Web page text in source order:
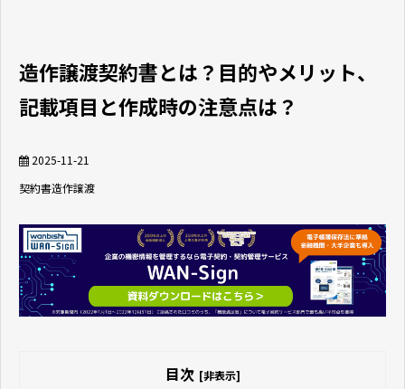
造作譲渡契約書とは？目的やメリット、
記載項目と作成時の注意点は？
2025-11-21
契約書造作譲渡
目次 [非表示]